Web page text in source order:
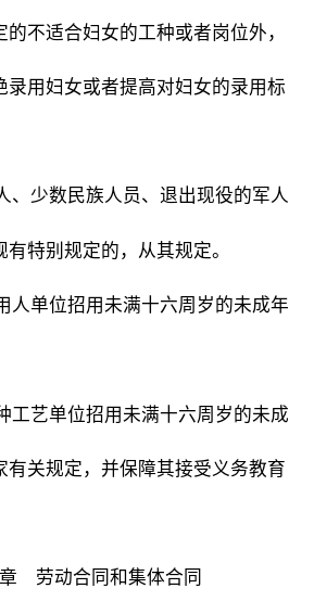
不适合妇女的工种或者岗位外，
录用妇女或者提高对妇女的录用标
、少数民族人员、退出现役的军人
特别规定的，从其规定。
人单位招用未满十六周岁的未成年
艺单位招用未满十六周岁的未成
有关规定，并保障其接受义务教育
劳动合同和集体合同